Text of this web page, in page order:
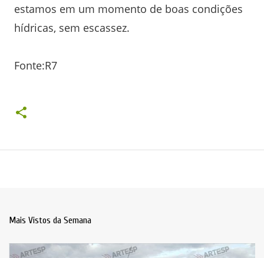
estamos em um momento de boas condições
hídricas, sem escassez.
Fonte:R7
Mais Vistos da Semana